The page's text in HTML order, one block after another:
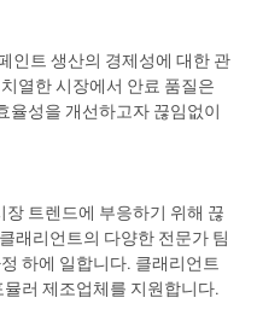
인트 생산의 경제성에 대한 관
열한 시장에서 안료 품질은
율성을 개선하고자 끊임없이
트렌드에 부응하기 위해 끊
래리언트의 다양한 전문가 팀
하에 일합니다. 클래리언트
러 제조업체를 지원합니다.